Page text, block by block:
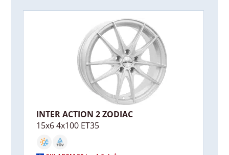
INTER ACTION 2 ZODIAC
15x6 4x100 ET35